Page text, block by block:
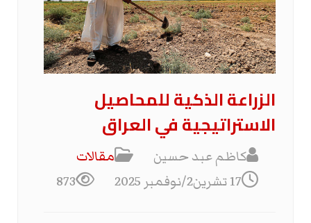
الزراعة الذكية للمحاصيل
الاستراتيجية في العراق
كاظم عبد حسين
مقالات
17 تشرين2/نوفمبر 2025
873